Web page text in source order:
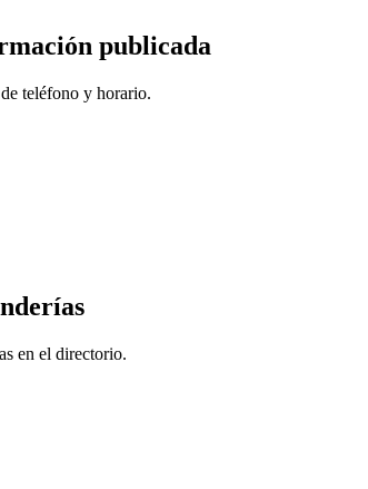
publicada
teléfono y horario.
en el directorio.